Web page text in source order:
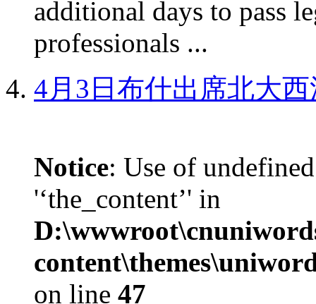
additional days to pass
professionals ...
4月3日布什出席北大
Notice: Use of
'‘the_content’' in
on line 47